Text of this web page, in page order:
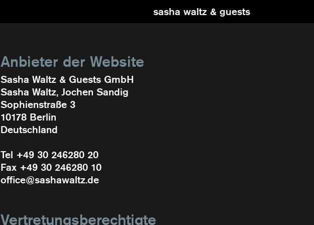
sasha waltz & guests
Anbieter der Website
Sasha Waltz & Guests GmbH
Sasha Waltz, Jochen Sandig
Sophienstraße 3
10178 Berlin
Deutschland
Tel +49 30 246280 20
Fax +49 30 246280 10
office@sashawaltz.de
Vertretungsberechtigte